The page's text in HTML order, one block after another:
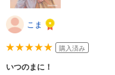
こま
購入済み
いつのまに！